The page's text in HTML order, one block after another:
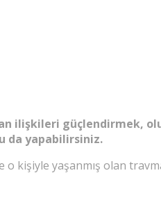
ilişkileri güçlendirmek,
da yapabilirsiniz.
kişiyle yaşanmış olan